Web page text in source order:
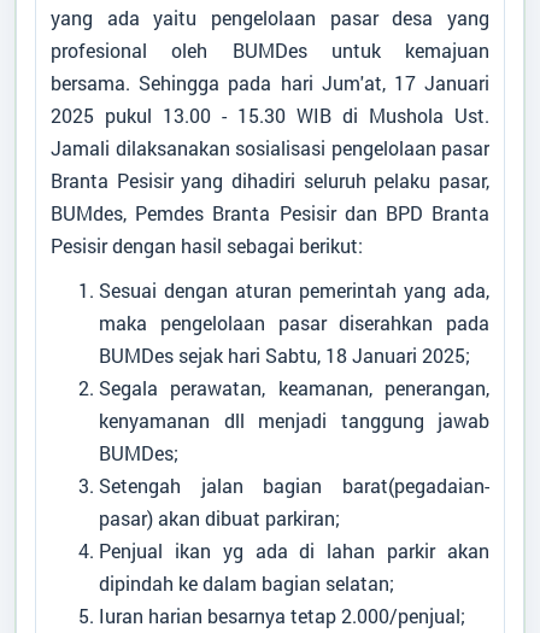
Desa : Branta Pesisir
Kecamatan
: Tlanakan
Kabupaten
: Pamekasan
Provinsi
Jawa Timur
Kode Desa
3528012007
Kode Pos
: 69371
Alamat Kantor
087850628816
brantapesisir0107@gmail.com
Titik Lokasi Kantor Desa
yang ada yaitu pengelolaan pasar desa yang
profesional oleh BUMDes untuk kemajuan
bersama. Sehingga pada hari Jum'at, 17 Januari
2025 pukul 13.00 - 15.30 WIB di Mushola Ust.
Jamali dilaksanakan sosialisasi pengelolaan pasar
Branta Pesisir yang dihadiri seluruh pelaku pasar,
BUMdes, Pemdes Branta Pesisir dan BPD Branta
Pesisir dengan hasil sebagai berikut:
Sesuai dengan aturan pemerintah yang ada,
maka pengelolaan pasar diserahkan pada
BUMDes sejak hari Sabtu, 18 Januari 2025;
Segala perawatan, keamanan, penerangan,
kenyamanan dll menjadi tanggung jawab
BUMDes;
Setengah jalan bagian barat(pegadaian-
pasar) akan dibuat parkiran;
Penjual ikan yg ada di lahan parkir akan
dipindah ke dalam bagian selatan;
Iuran harian besarnya tetap 2.000/penjual;